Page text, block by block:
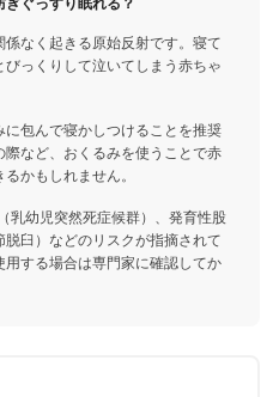
なく起きる原始反射です。寝て
っくりして泣いてしまう赤ちゃ
包んで寝かしつけることを推奨
など、おくるみを使うことで赤
かもしれません。
乳幼児突然死症候群）、発育性股
臼）などのリスクが指摘されて
する場合は専門家に確認してか